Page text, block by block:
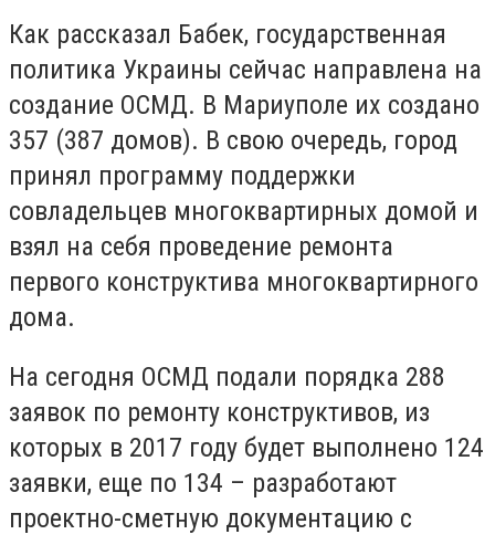
Как рассказал Бабек, государственная
политика Украины сейчас направлена на
создание ОСМД. В Мариуполе их создано
357 (387 домов). В свою очередь, город
принял программу поддержки
совладельцев многоквартирных домой и
взял на себя проведение ремонта
первого конструктива многоквартирного
дома.
На сегодня ОСМД подали порядка 288
заявок по ремонту конструктивов, из
которых в 2017 году будет выполнено 124
заявки, еще по 134 – разработают
проектно-сметную документацию с